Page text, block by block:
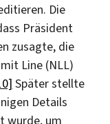
Die
Präsident
zusagte, die
Line (NLL)
Später stellte
Details
wurde, um